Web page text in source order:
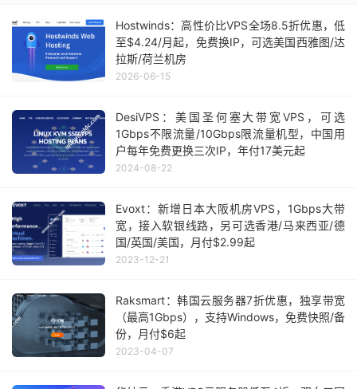
Hostwinds：高性价比VPS全场8.5折优惠，低
至$4.24/月起，免费换IP，可选美国西雅图/达
拉斯/荷兰机房
2026-06-15
DesiVPS：美国圣何塞大带宽VPS，可选
1Gbps不限流量/10Gbps限流量机型，中国用
户每年免费更换三次IP，年付17美元起
2024-08-22
Evoxt：新增日本大阪机房VPS，1Gbps大带
宽，接入软银线路，另可选香港/马来西亚/德
国/英国/美国，月付$2.99起
2023-12-21
Raksmart：韩国云服务器7折优惠，独享带宽
（最高1Gbps），支持Windows，免费快照/备
份，月付$6起
2023-04-07